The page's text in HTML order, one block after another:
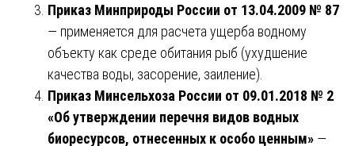
Приказ Минприроды России от 13.04.2009 № 87
— применяется для расчета ущерба водному
объекту как среде обитания рыб (ухудшение
качества воды, засорение, заиление).
Приказ Минсельхоза России от 09.01.2018 № 2
«Об утверждении перечня видов водных
биоресурсов, отнесенных к особо ценным» —